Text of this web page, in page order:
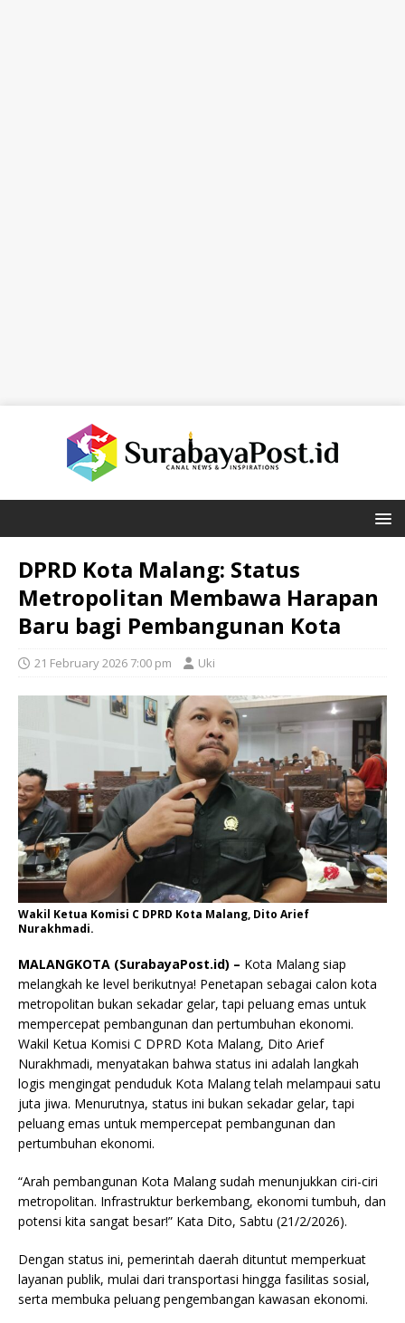
DPRD Kota Malang: Status
Metropolitan Membawa Harapan
Baru bagi Pembangunan Kota
21 February 2026 7:00 pm Uki
Wakil Ketua Komisi C DPRD Kota Malang, Dito Arief
Nurakhmadi.
MALANGKOTA (SurabayaPost.id) – Kota Malang siap
melangkah ke level berikutnya! Penetapan sebagai calon kota
metropolitan bukan sekadar gelar, tapi peluang emas untuk
mempercepat pembangunan dan pertumbuhan ekonomi.
Wakil Ketua Komisi C DPRD Kota Malang, Dito Arief
Nurakhmadi, menyatakan bahwa status ini adalah langkah
logis mengingat penduduk Kota Malang telah melampaui satu
juta jiwa. Menurutnya, status ini bukan sekadar gelar, tapi
peluang emas untuk mempercepat pembangunan dan
pertumbuhan ekonomi.
“Arah pembangunan Kota Malang sudah menunjukkan ciri-ciri
metropolitan. Infrastruktur berkembang, ekonomi tumbuh, dan
potensi kita sangat besar!” Kata Dito, Sabtu (21/2/2026).
Dengan status ini, pemerintah daerah dituntut memperkuat
layanan publik, mulai dari transportasi hingga fasilitas sosial,
serta membuka peluang pengembangan kawasan ekonomi.